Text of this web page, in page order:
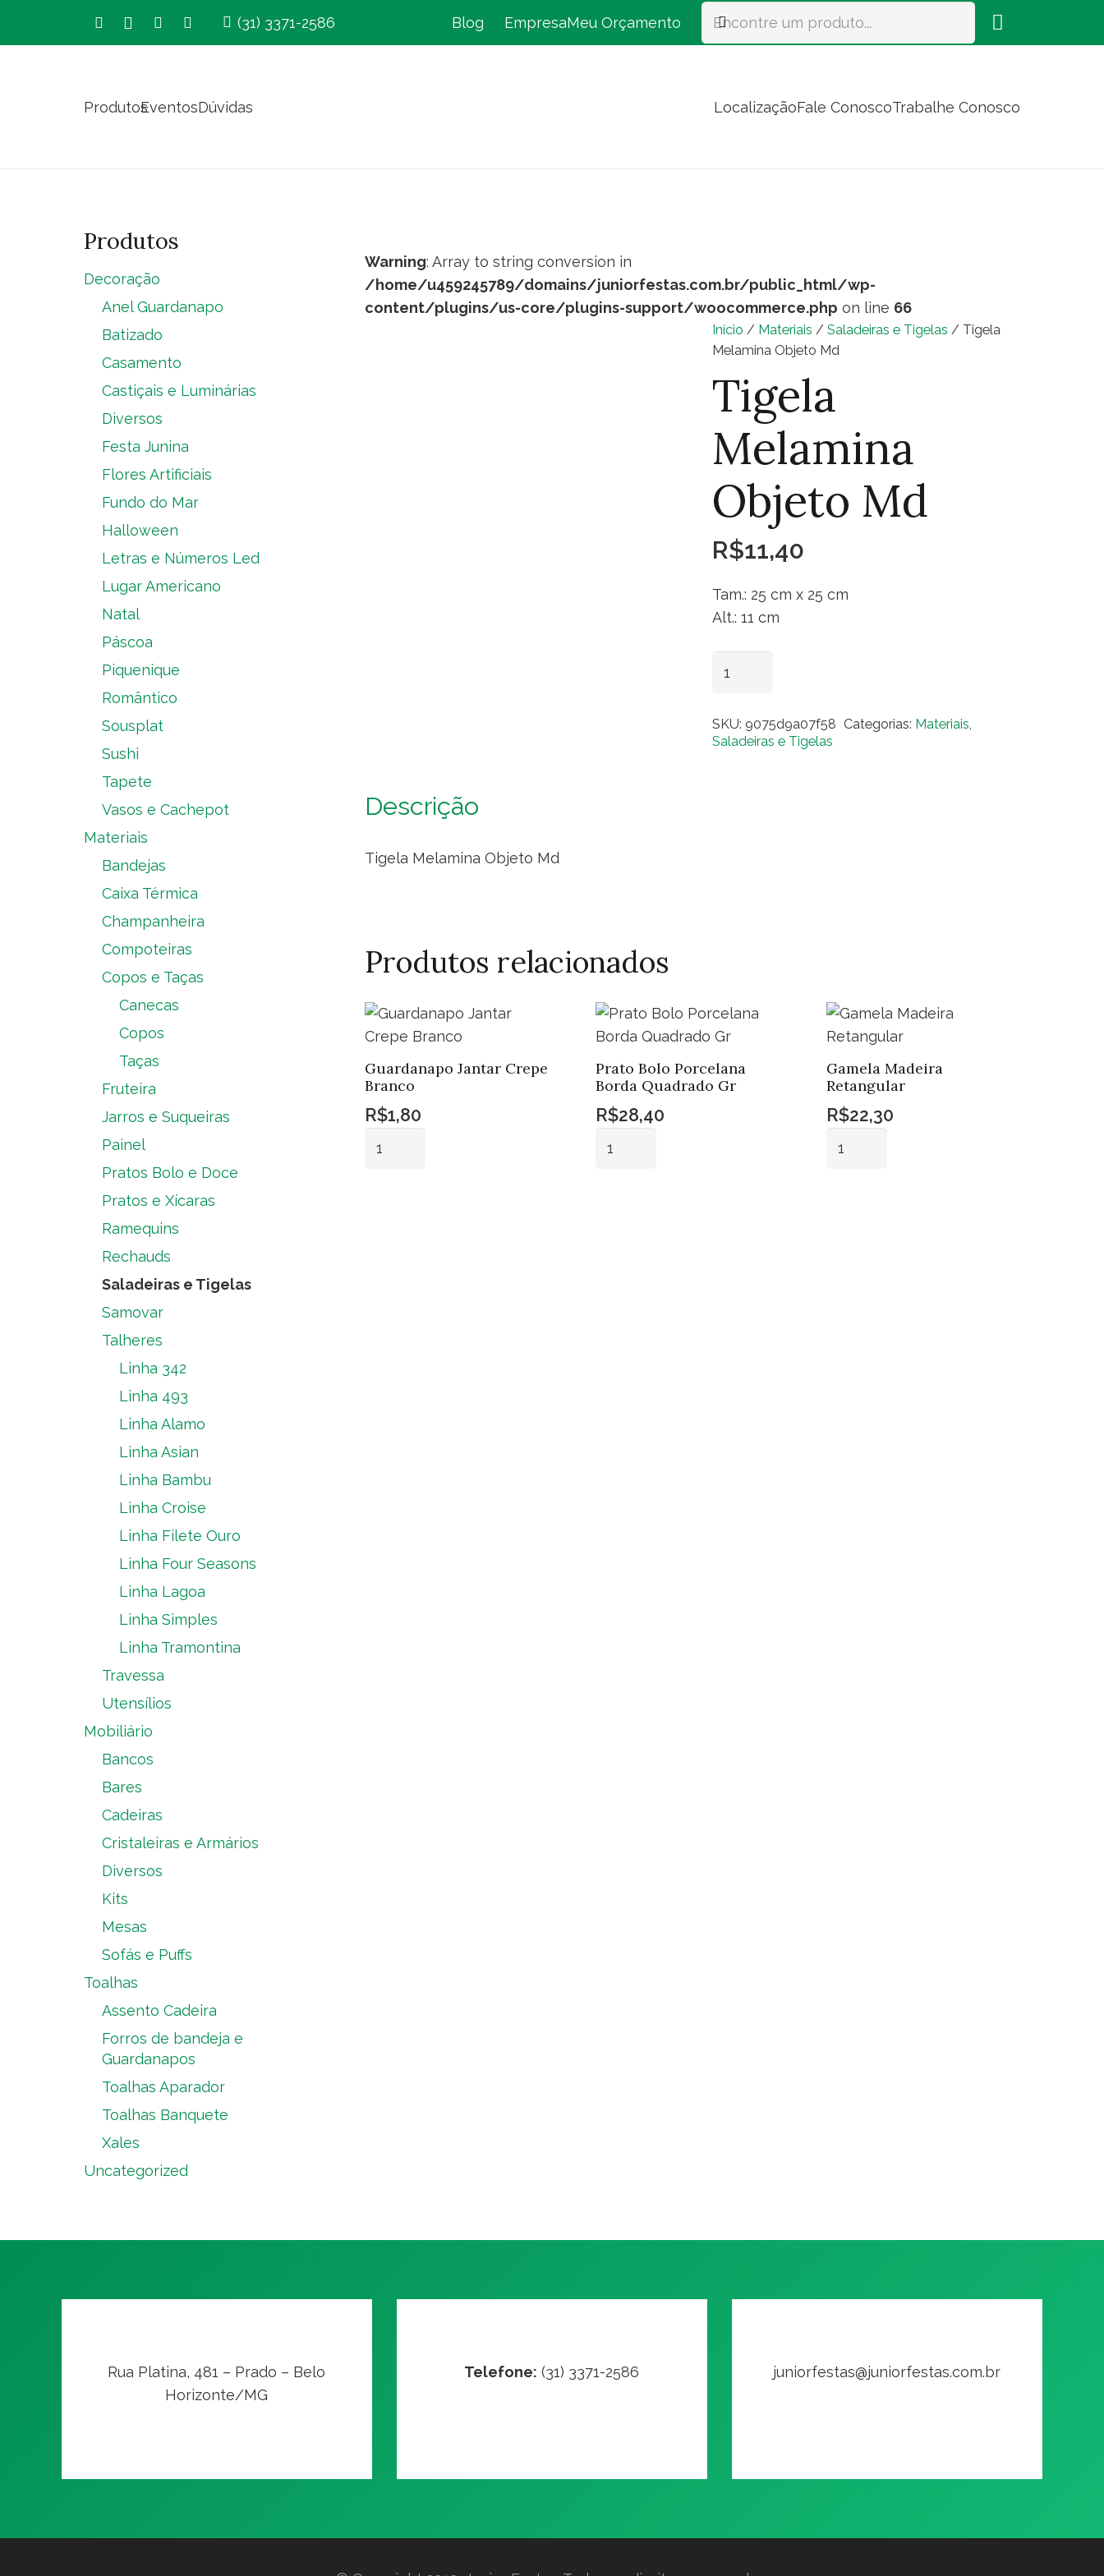
(31) 3371-2586 Blog EmpresaMeu Orçamento
ProdutosEventosDúvidas LocalizaçãoFale ConoscoTrabalhe Conosco
Warning: Array to string conversion in
/home/u459245789/domains/juniorfestas.com.br/public_html/wp-
content/plugins/us-core/plugins-support/woocommerce.php on line 66
Início / Materiais / Saladeiras e Tigelas / Tigela
Melamina Objeto Md
Tigela
Melamina
Objeto Md
R$11,40
Tam.: 25 cm x 25 cm
Alt.: 11 cm
Md
SKU: 9075d9a07f58 Categorias: Materiais
Saladeiras e Tigelas
Descrição
Tigela Melamina Objeto Md
Produtos relacionados
Guardanapo Jantar Crepe
Branco
R$1,80
Prato Bolo Porcelana
Borda Quadrado Gr
R$28,40
Gamela Madeira
Retangular
R$22,30
Produtos
Decoração
Anel Guardanapo
Batizado
Casamento
Castiçais e Luminárias
Diversos
Festa Junina
Flores Artificiais
Fundo do Mar
Halloween
Letras e Números Led
Lugar Americano
Natal
Páscoa
Piquenique
Romântico
Sousplat
Sushi
Tapete
Vasos e Cachepot
Materiais
Bandejas
Caixa Térmica
Champanheira
Compoteiras
Copos e Taças
Canecas
Copos
Taças
Fruteira
Jarros e Suqueiras
Painel
Pratos Bolo e Doce
Pratos e Xícaras
Ramequins
Rechauds
Saladeiras e Tigelas
Samovar
Talheres
Linha 342
Linha 493
Linha Alamo
Linha Asian
Linha Bambu
Linha Croise
Linha Filete Ouro
Linha Four Seasons
Linha Lagoa
Linha Simples
Linha Tramontina
Travessa
Utensílios
Mobiliário
Bancos
Bares
Cadeiras
Cristaleiras e Armários
Diversos
Kits
Mesas
Sofás e Puffs
Toalhas
Assento Cadeira
Forros de bandeja e
Guardanapos
Toalhas Aparador
Toalhas Banquete
Xales
Uncategorized
Rua Platina, 481 – Prado – Belo
Horizonte/MG
Telefone: (31) 3371-2586 juniorfestas@juniorfestas.com.br